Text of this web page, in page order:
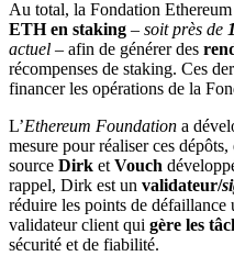
Au total, la Fondation
ETH en staking – soit près de
actuel – afin de générer des
récompenses de staking. Ces
financer les opérations de la
L’Ethereum Foundation a
mesure pour réaliser ces
source Dirk etVouch
rappel, Dirk est un validateur/
réduire les points de
validateur client qui gère les
sécurité et de fiabilité.